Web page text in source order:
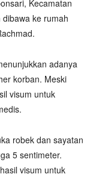
Kecamatan
ke rumah
adanya
korban. Meski
visum untuk
robek dan sayatan
5 sentimeter.
visum untuk